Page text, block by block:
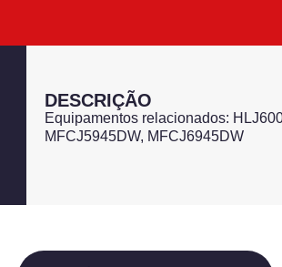
DESCRIÇÃO
Equipamentos relacionados:
MFCJ5945DW, MFCJ6945DW